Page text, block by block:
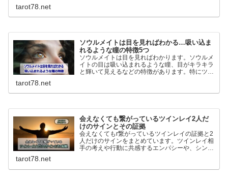
tarot78.net
ソウルメイトは目を見ればわかる…吸い込ま
れるような瞳の特徴5つ
ソウルメイトは目を見ればわかります。ソウルメ
イトの目は吸い込まれるような瞳、目がキラキラ
と輝いて見えるなどの特徴があります。特にツイ
ので注意が必要です。
tarot78.net
会えなくても繋がっているツインレイ2人だ
けのサインとその証拠
会えなくてもr繋がっているツインレイの証拠と2
人だけのサインをまとめています。ツインレイ相
手の考えや行動に共感するエンパシーや、シンク
方法も詳しく解説！
tarot78.net